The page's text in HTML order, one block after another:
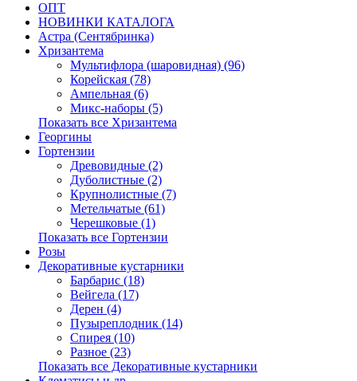
ОПТ
НОВИНКИ КАТАЛОГА
Астра (Сентябринка)
Хризантема
Мультифлора (шаровидная) (96)
Корейская (78)
Ампельная (6)
Микс-наборы (5)
Показать все Хризантема
Георгины
Гортензии
Древовидные (2)
Дуболистные (2)
Крупнолистные (7)
Метельчатые (61)
Черешковые (1)
Показать все Гортензии
Розы
Декоративные кустарники
Барбарис (18)
Вейгела (17)
Дерен (4)
Пузыреплодник (14)
Спирея (10)
Разное (23)
Показать все Декоративные кустарники